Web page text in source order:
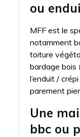
ou
MFF est le
notamment
toiture
bardage bois
l’enduit /
parement
Une
bbc ou